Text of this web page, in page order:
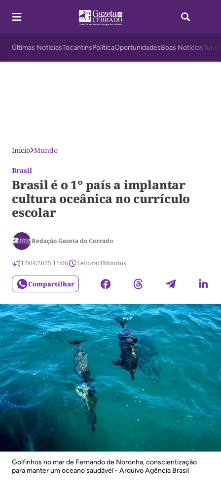
Últimas NotíciasTocantinsPolíticaOportunidadesBoas Notícias
Início Mundo
Brasil
Brasil é o 1º país a implantar
cultura oceânica no currículo
escolar
Redação Gazeta do Cerrado
12/04/2025 11:06 Leitura:3Minutos
Compartilhar
Golfinhos no mar de Fernando de Noronha, conscientização
para manter um oceano saudável - Arquivo Agência Brasil